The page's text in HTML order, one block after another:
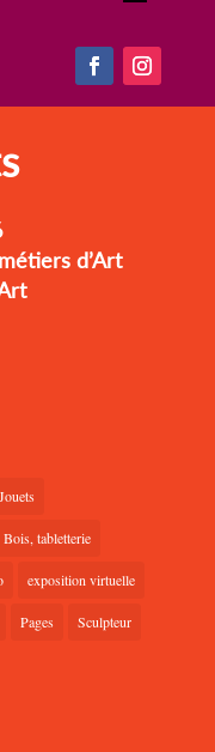
Bois, tabletterie
exposition virtuelle
Pages Sculpteur